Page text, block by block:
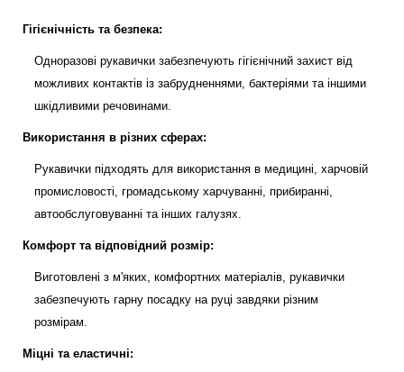
Гігієнічність та безпека:
Одноразові рукавички забезпечують гігієнічний захист від
можливих контактів із забрудненнями, бактеріями та іншими
шкідливими речовинами.
Використання в різних сферах:
Рукавички підходять для використання в медицині, харчовій
промисловості, громадському харчуванні, прибиранні,
автообслуговуванні та інших галузях.
Комфорт та відповідний розмір:
Виготовлені з м'яких, комфортних матеріалів, рукавички
забезпечують гарну посадку на руці завдяки різним
розмірам.
Міцні та еластичні: